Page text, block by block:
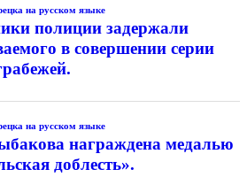
на русском языке
полиции задержали
в совершении серии
на русском языке
награждена медалью
доблесть».